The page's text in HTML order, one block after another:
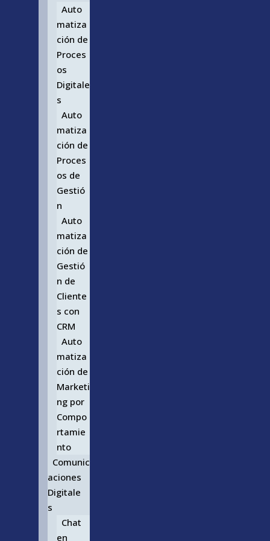
Auto
matiza
ción de
Proces
os
Digitale
s
Auto
matiza
ción de
Proces
os de
Gestió
n
Auto
matiza
ción de
Gestió
n de
Cliente
s con
CRM
Auto
matiza
ción de
Marketi
ng por
Compo
rtamie
nto
Comunic
aciones
Digitale
s
Chat
en